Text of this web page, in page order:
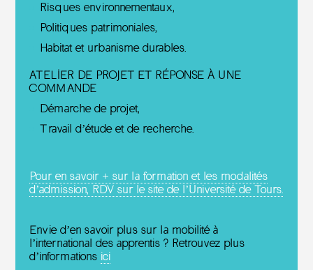
Risques environnementaux,
Politiques patrimoniales,
Habitat et urbanisme durables.
ATELIER DE PROJET ET RÉPONSE À UNE
COMMANDE
Démarche de projet,
Travail d’étude et de recherche.
Pour en savoir + sur la formation et les modalités
d’admission, RDV sur le site de l’Université de Tours.
Envie d’en savoir plus sur la mobilité à
l’international des apprentis ? Retrouvez plus
d’informations ici